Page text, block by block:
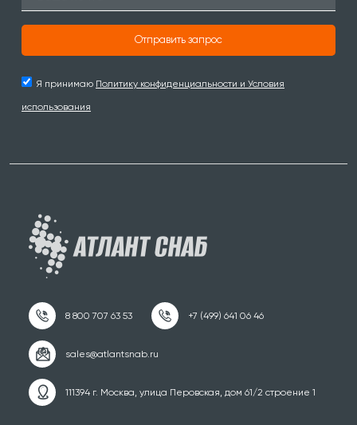
Отправить запрос
Я принимаю Политику конфиденциальности и Условия
использования
111394 г. Москва, улица Перовская, дом 61/2 строение 1